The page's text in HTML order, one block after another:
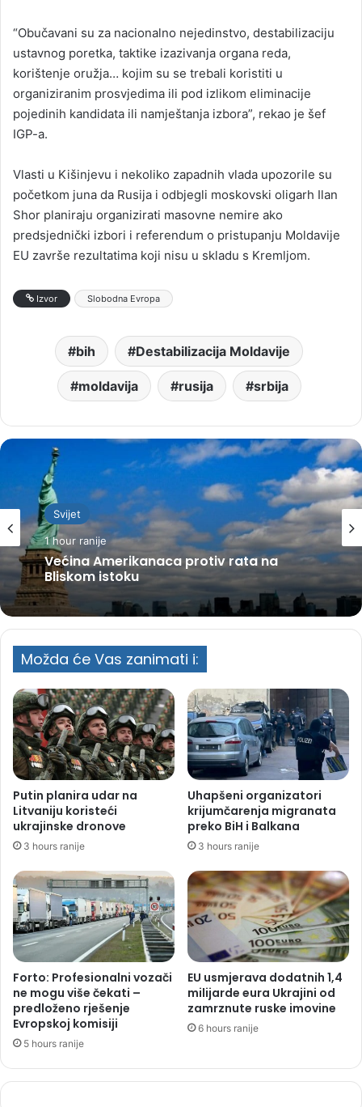
“Obučavani su za nacionalno nejedinstvo, destabilizaciju
ustavnog poretka, taktike izazivanja organa reda,
korištenje oružja… kojim su se trebali koristiti u
organiziranim prosvjedima ili pod izlikom eliminacije
pojedinih kandidata ili namještanja izbora”, rekao je šef
IGP-a.
Vlasti u Kišinjevu i nekoliko zapadnih vlada upozorile su
početkom juna da Rusija i odbjegli moskovski oligarh Ilan
Shor planiraju organizirati masovne nemire ako
predsjednički izbori i referendum o pristupanju Moldavije
EU završe rezultatima koji nisu u skladu s Kremljom.
Izvor Slobodna Evropa
bih Destabilizacija Moldavije
moldavija rusija srbija
Svijet
1 hour ranije
Većina Amerikanaca protiv rata na
Bliskom istoku
Možda će Vas zanimati i:
Putin planira udar na
Litvaniju koristeći
ukrajinske dronove
3 hours ranije
Uhapšeni organizatori
krijumčarenja migranata
preko BiH i Balkana
3 hours ranije
Forto: Profesionalni vozači
ne mogu više čekati –
predloženo rješenje
Evropskoj komisiji
5 hours ranije
EU usmjerava dodatnih 1,4
milijarde eura Ukrajini od
zamrznute ruske imovine
6 hours ranije